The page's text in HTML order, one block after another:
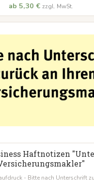
ab 5,30 € zzgl. MwSt.
Haftnotizen
- Bitte nach Unterschrift